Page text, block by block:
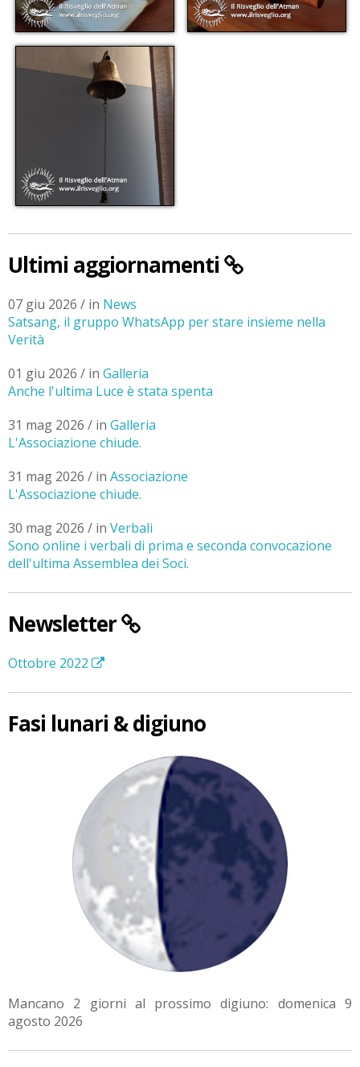
Ultimi aggiornamenti
07 giu 2026 / in News
Satsang, il gruppo WhatsApp per stare insieme nella
Verità
01 giu 2026 / in Galleria
Anche l'ultima Luce è stata spenta
31 mag 2026 / in Galleria
L'Associazione chiude.
31 mag 2026 / in Associazione
L'Associazione chiude.
30 mag 2026 / in Verbali
Sono online i verbali di prima e seconda convocazione
dell'ultima Assemblea dei Soci.
Newsletter
Ottobre 2022
Fasi lunari & digiuno
Mancano 2 giorni al prossimo digiuno: domenica 9
agosto 2026